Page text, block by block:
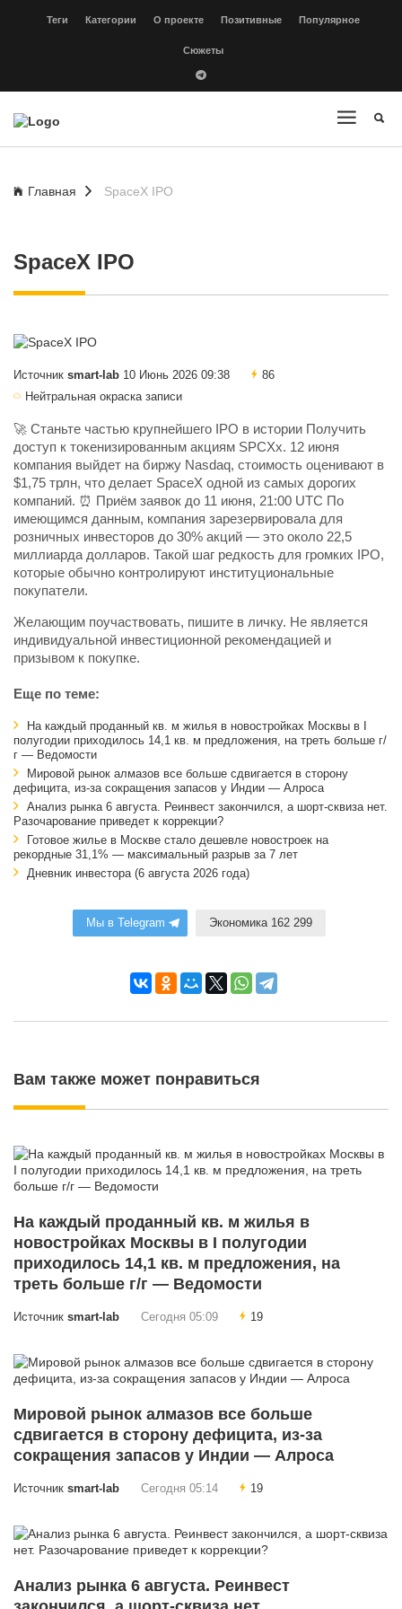
Теги Категории О проекте Позитивные Популярное
Сюжеты
Главная SpaceX IPO
SpaceX IPO
Источник smart-lab 10 Июнь 2026 09:38
86
Нейтральная окраска записи
🚀 Станьте частью крупнейшего IPO в истории Получить
доступ к токенизированным акциям SPCXx. 12 июня
компания выйдет на биржу Nasdaq, стоимость оценивают в
$1,75 трлн, что делает SpaceX одной из самых дорогих
компаний. ⏰ Приём заявок до 11 июня, 21:00 UTC По
имеющимся данным, компания зарезервировала для
розничных инвесторов до 30% акций — это около 22,5
миллиарда долларов. Такой шаг редкость для громких IPO,
которые обычно контролируют институциональные
покупатели.
Желающим поучаствовать, пишите в личку. Не является
индивидуальной инвестиционной рекомендацией и
призывом к покупке.
Еще по теме:
На каждый проданный кв. м жилья в новостройках Москвы в I
полугодии приходилось 14,1 кв. м предложения, на треть больше г/
г — Ведомости
Мировой рынок алмазов все больше сдвигается в сторону
дефицита, из-за сокращения запасов у Индии — Алроса
Анализ рынка 6 августа. Реинвест закончился, а шорт-сквиза нет.
Разочарование приведет к коррекции?
Готовое жилье в Москве стало дешевле новостроек на
рекордные 31,1% — максимальный разрыв за 7 лет
Дневник инвестора (6 августа 2026 года)
Мы в Telegram Экономика 162 299
Вам также может понравиться
На каждый проданный кв. м жилья в
новостройках Москвы в I полугодии
приходилось 14,1 кв. м предложения, на
треть больше г/г — Ведомости
Источник smart-lab Сегодня 05:09 19
Мировой рынок алмазов все больше
сдвигается в сторону дефицита, из-за
сокращения запасов у Индии — Алроса
Источник smart-lab Сегодня 05:14 19
Анализ рынка 6 августа. Реинвест